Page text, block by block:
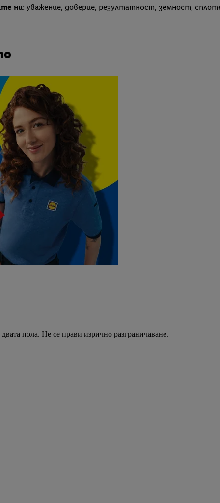
ни: уважение, доверие, резултатност, земност,
пола. Не се прави изрично разграничаване.